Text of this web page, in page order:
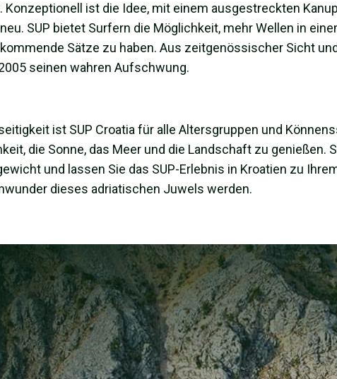
Konzeptionell ist die Idee, mit einem ausgestreckten
SUP bietet Surfern die Möglichkeit, mehr Wellen in
Sätze zu haben. Aus zeitgenössischer Sicht
seinen wahren Aufschwung.
ist SUP Croatia für alle Altersgruppen und
die Sonne, das Meer und die Landschaft zu genießen.
und lassen Sie das SUP-Erlebnis in Kroatien zu
dieses adriatischen Juwels werden.